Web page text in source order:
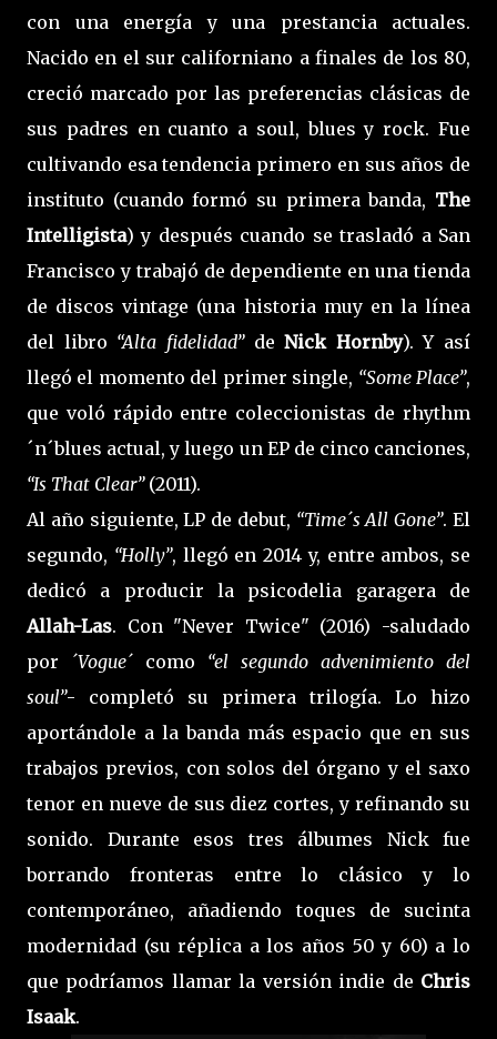
con una energía y una prestancia actuales.
Nacido en el sur californiano a finales de los 80,
creció marcado por las preferencias clásicas de
sus padres en cuanto a soul, blues y rock. Fue
cultivando esa tendencia primero en sus años de
instituto (cuando formó su primera banda, The
Intelligista) y después cuando se trasladó a San
Francisco y trabajó de dependiente en una tienda
de discos vintage (una historia muy en la línea
del libro “Alta fidelidad”deNick Hornby). Y así
llegó el momento del primer single, “Some Place”,
que voló rápido entre coleccionistas de rhythm
´n´blues actual, y luego un EP de cinco canciones,
“Is That Clear” (2011).
Al año siguiente, LP de debut, “Time´s All Gone”. El
segundo, “Holly”, llegó en 2014 y, entre ambos, se
dedicó a producir la psicodelia garagera de
Allah-Las. Con "Never Twice" (2016) -saludado
por ´Vogue´ como “el segundo advenimiento del
soul”- completó su primera trilogía. Lo hizo
aportándole a la banda más espacio que en sus
trabajos previos, con solos del órgano y el saxo
tenor en nueve de sus diez cortes, y refinando su
sonido. Durante esos tres álbumes Nick fue
borrando fronteras entre lo clásico y lo
contemporáneo, añadiendo toques de sucinta
modernidad (su réplica a los años 50 y 60) a lo
que podríamos llamar la versión indie de Chris
Isaak.